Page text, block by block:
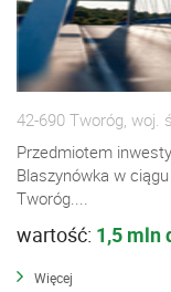
42-690 Tworóg, woj.
Przedmiotem
Blaszynówka w
Tworóg....
wartość: 1,5 mln
Więcej